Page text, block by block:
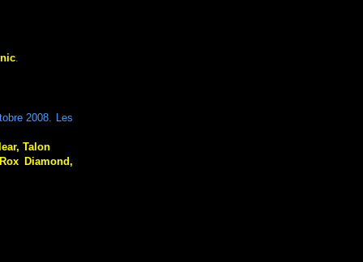
.
2008. Les
Talon
Diamond,